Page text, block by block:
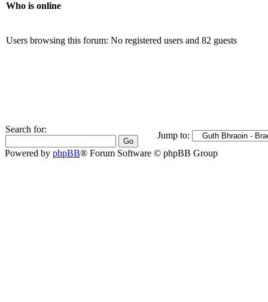
Who is online
Users browsing this forum: No registered users and 82 guests
Search for:
Jump to:
Powered by phpBB® Forum Software © phpBB Group